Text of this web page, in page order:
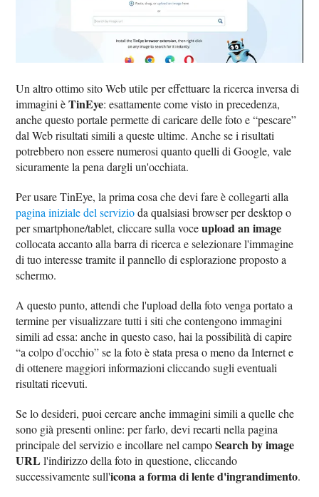
Un altro ottimo sito Web utile per effettuare la ricerca inversa di
immagini èTinEye: esattamente come visto in precedenza,
anche questo portale permette di caricare delle foto e “pescare”
dal Web risultati simili a queste ultime. Anche se i risultati
potrebbero non essere numerosi quanto quelli di Google, vale
sicuramente la pena dargli un'occhiata.
Per usare TinEye, la prima cosa che devi fare è collegarti alla
pagina iniziale del servizioda qualsiasi browser per desktop o
per smartphone/tablet, cliccare sulla voceupload an image
collocata accanto alla barra di ricerca e selezionare l'immagine
di tuo interesse tramite il pannello di esplorazione proposto a
schermo.
A questo punto, attendi che l'upload della foto venga portato a
termine per visualizzare tutti i siti che contengono immagini
simili ad essa: anche in questo caso, hai la possibilità di capire
“a colpo d'occhio” se la foto è stata presa o meno da Internet e
di ottenere maggiori informazioni cliccando sugli eventuali
risultati ricevuti.
Se lo desideri, puoi cercare anche immagini simili a quelle che
sono già presenti online: per farlo, devi recarti nella pagina
principale del servizio e incollare nel campoSearch by image
URL l'indirizzo della foto in questione, cliccando
successivamente sull'icona a forma di lente d'ingrandimento.